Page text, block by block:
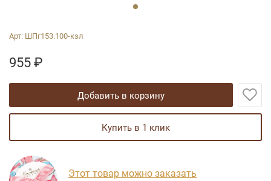
Арт: ШПг153.100-кзл
955₽
добавить в корзину
купить в 1 клик
Этот товар можно заказать